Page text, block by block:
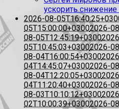
ускорить
2026-08-
05T15:00:00+03002026-
08-05T12:45:19+0300
05T10:45:03+03002026-
08-04T16:00:54+0300
04T14:45:07+03002026-
08-04T12:20:05+0300
04T11:20:40+03002026-
08-03T10:10:12+0300
02T10:00:39+03002026-